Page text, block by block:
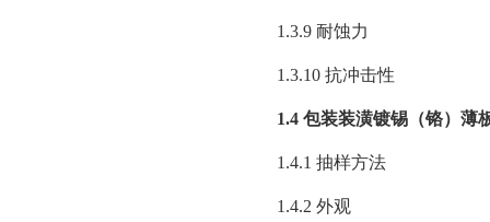
1.3.9 耐蚀力
1.3.10 抗冲击性
1.4 包装装潢镀锡（铬）薄
1.4.1 抽样方法
1.4.2 外观